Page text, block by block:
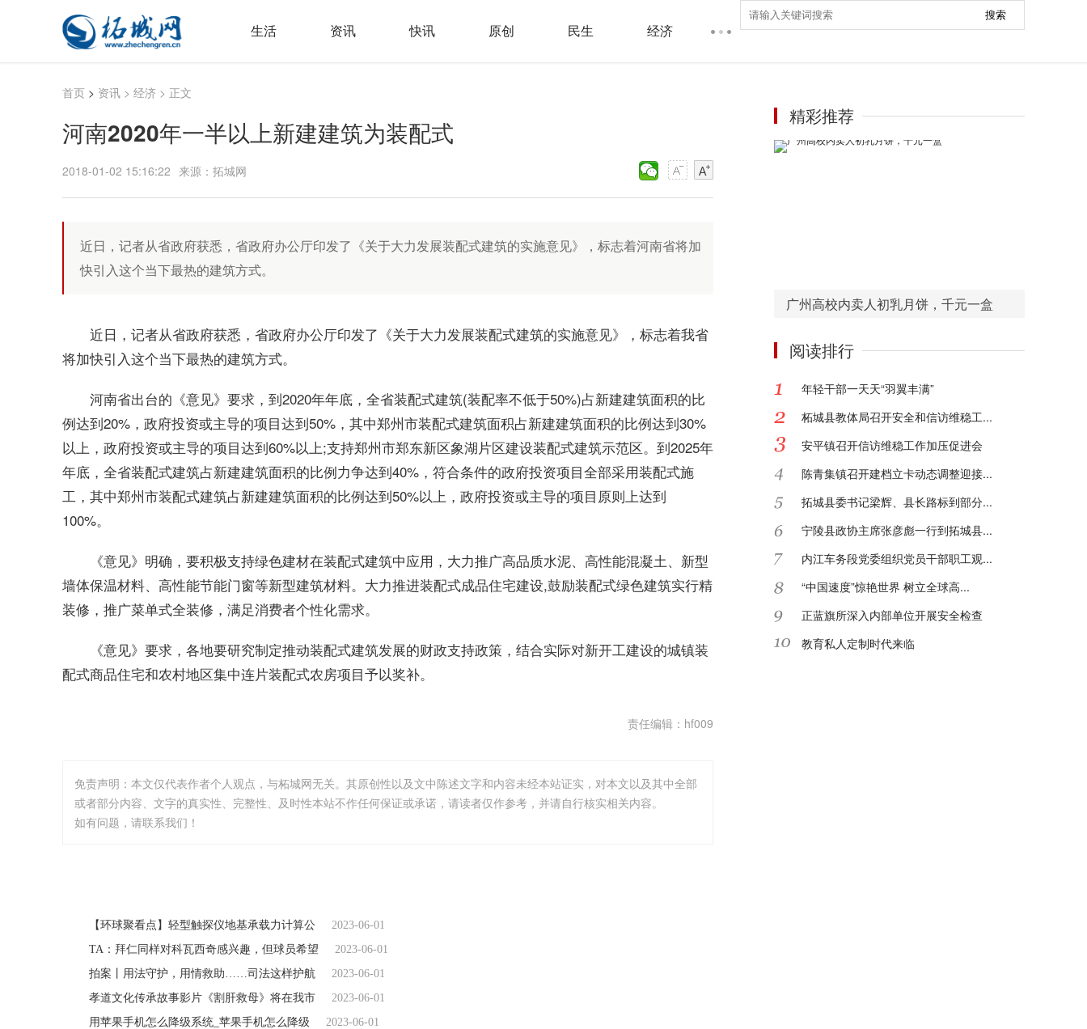
生活 资讯 快讯 原创 民生 经济
搜索
首页 > 资讯 > 经济 > 正文
河南2020年一半以上新建建筑为装配式
2018-01-02 15:16:22 来源：拓城网
近日，记者从省政府获悉，省政府办公厅印发了《关于大力发展装配式建筑的实施意见》，标志着河南省将加
快引入这个当下最热的建筑方式。
近日，记者从省政府获悉，省政府办公厅印发了《关于大力发展装配式建筑的实施意见》，标志着我省
将加快引入这个当下最热的建筑方式。
河南省出台的《意见》要求，到2020年年底，全省装配式建筑(装配率不低于50%)占新建建筑面积的比
例达到20%，政府投资或主导的项目达到50%，其中郑州市装配式建筑面积占新建建筑面积的比例达到30%
以上，政府投资或主导的项目达到60%以上;支持郑州市郑东新区象湖片区建设装配式建筑示范区。到2025年
年底，全省装配式建筑占新建建筑面积的比例力争达到40%，符合条件的政府投资项目全部采用装配式施
工，其中郑州市装配式建筑占新建建筑面积的比例达到50%以上，政府投资或主导的项目原则上达到
100%。
《意见》明确，要积极支持绿色建材在装配式建筑中应用，大力推广高品质水泥、高性能混凝土、新型
墙体保温材料、高性能节能门窗等新型建筑材料。大力推进装配式成品住宅建设,鼓励装配式绿色建筑实行精
装修，推广菜单式全装修，满足消费者个性化需求。
《意见》要求，各地要研究制定推动装配式建筑发展的财政支持政策，结合实际对新开工建设的城镇装
配式商品住宅和农村地区集中连片装配式农房项目予以奖补。
责任编辑：hf009
免责声明：本文仅代表作者个人观点，与柘城网无关。其原创性以及文中陈述文字和内容未经本站证实，对本文以及其中全部
或者部分内容、文字的真实性、完整性、及时性本站不作任何保证或承诺，请读者仅作参考，并请自行核实相关内容。
如有问题，请联系我们！
精彩推荐
广州高校内卖人初乳月饼，千元一盒
阅读排行
年轻干部一天天“羽翼丰满”
柘城县教体局召开安全和信访维稳工...
安平镇召开信访维稳工作加压促进会
陈青集镇召开建档立卡动态调整迎接...
拓城县委书记梁辉、县长路标到部分...
宁陵县政协主席张彦彪一行到拓城县...
内江车务段党委组织党员干部职工观...
“中国速度”惊艳世界 树立全球高...
正蓝旗所深入内部单位开展安全检查
教育私人定制时代来临
【环球聚看点】轻型触探仪地基承载力计算公
2023-06-01
TA：拜仁同样对科瓦西奇感兴趣，但球员希望
2023-06-01
拍案丨用法守护，用情救助……司法这样护航
2023-06-01
孝道文化传承故事影片《割肝救母》将在我市
2023-06-01
用苹果手机怎么降级系统_苹果手机怎么降级
2023-06-01